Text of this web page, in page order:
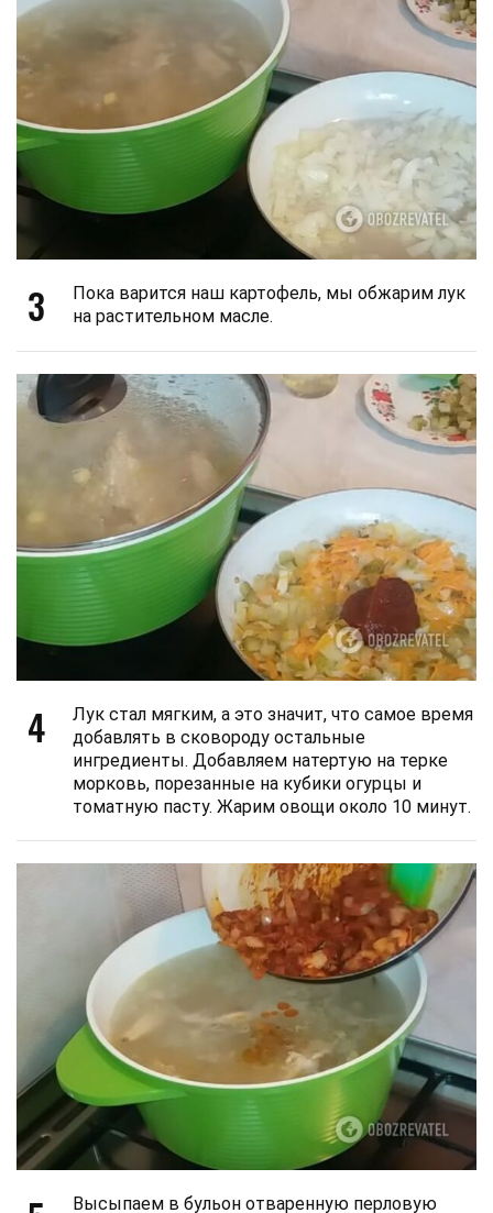
3
Пока варится наш картофель, мы обжарим лук
на растительном масле.
4
Лук стал мягким, а это значит, что самое время
добавлять в сковороду остальные
ингредиенты. Добавляем натертую на терке
морковь, порезанные на кубики огурцы и
томатную пасту. Жарим овощи около 10 минут.
Высыпаем в бульон отваренную перловую